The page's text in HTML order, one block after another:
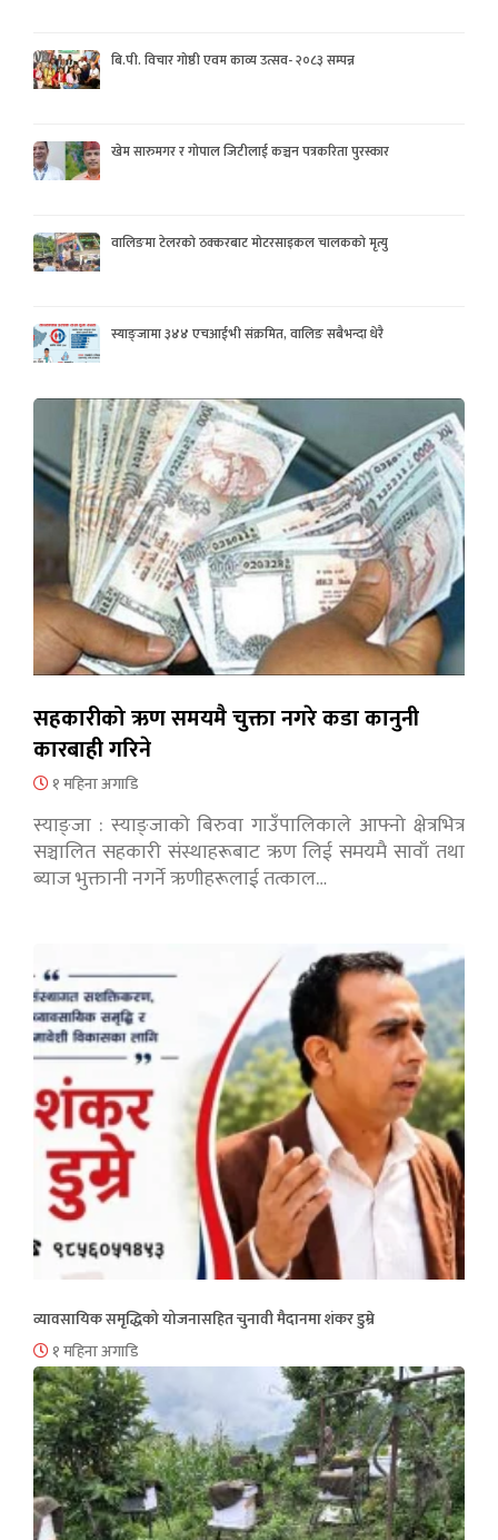
बि.पी. विचार गोष्ठी एवम काव्य उत्सव- २०८३ सम्पन्न
खेम सारुमगर र गोपाल जिटीलाई कञ्चन पत्रकरिता पुरस्कार
वालिङमा टेलरको ठक्करबाट मोटरसाइकल चालकको मृत्यु
स्याङ्जामा ३४४ एचआईभी संक्रमित, वालिङ सबैभन्दा धेरै
सहकारीको ऋण समयमै चुक्ता नगरे कडा कानुनी
कारबाही गरिने
१ महिना अगाडि
स्याङ्जा : स्याङ्जाको बिरुवा गाउँपालिकाले आफ्नो क्षेत्रभित्र
सञ्चालित सहकारी संस्थाहरूबाट ऋण लिई समयमै सावाँ तथा
ब्याज भुक्तानी नगर्ने ऋणीहरूलाई तत्काल…
व्यावसायिक समृद्धिको योजनासहित चुनावी मैदानमा शंकर डुम्रे
१ महिना अगाडि